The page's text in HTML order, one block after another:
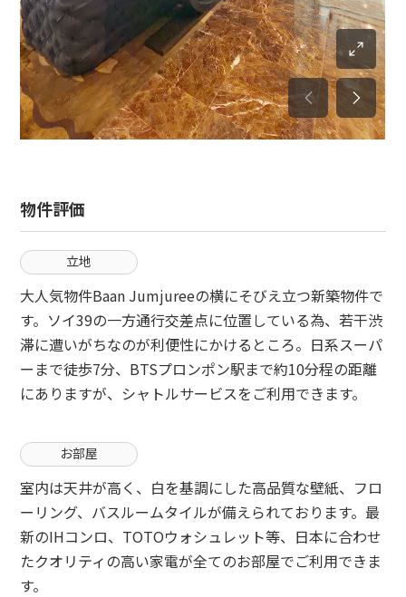
物件評価
立地
大人気物件Baan Jumjureeの横にそびえ立つ新築物件で
す。ソイ39の一方通行交差点に位置している為、若干渋
滞に遭いがちなのが利便性にかけるところ。日系スーパ
ーまで徒歩7分、BTSプロンポン駅まで約10分程の距離
にありますが、シャトルサービスをご利用できます。
お部屋
室内は天井が高く、白を基調にした高品質な壁紙、フロ
ーリング、バスルームタイルが備えられております。最
新のIHコンロ、TOTOウォシュレット等、日本に合わせ
たクオリティの高い家電が全てのお部屋でご利用できま
す。